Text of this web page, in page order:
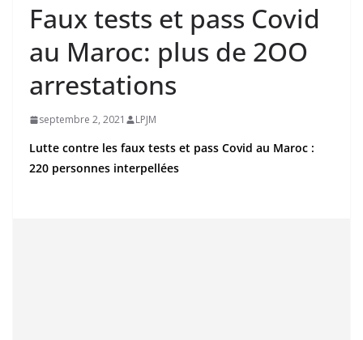
Faux tests et pass Covid
au Maroc: plus de 2OO
arrestations
septembre 2, 2021 LPJM
Lutte contre les faux tests et pass Covid au Maroc :
220 personnes interpellées